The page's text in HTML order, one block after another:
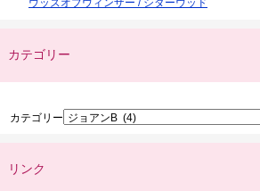
ウッズオブウィンザー / シダーウッド
カテゴリー
カテゴリー
リンク